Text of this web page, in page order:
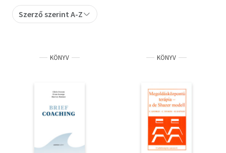
Szakkönyv
Tankönyv, segédkönyv
Szerző szerint A-Z
KÖNYV KÖNYV